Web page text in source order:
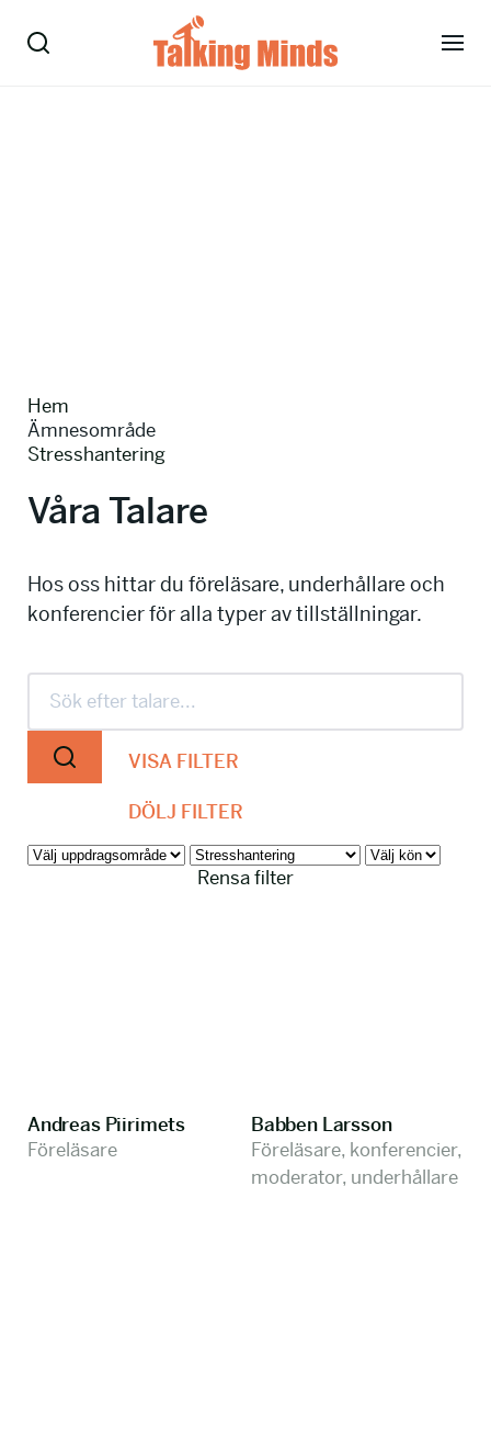
Kontakt
08-38 15 15
info@talkingminds.se
Hem
Ämnesområde
Stresshantering
Våra Talare
Hos oss hittar du föreläsare, underhållare och
konferencier för alla typer av tillställningar.
VISA FILTER
DÖLJ FILTER
Rensa filter
Andreas Piirimets
Föreläsare
Babben Larsson
Föreläsare, konferencier,
moderator, underhållare